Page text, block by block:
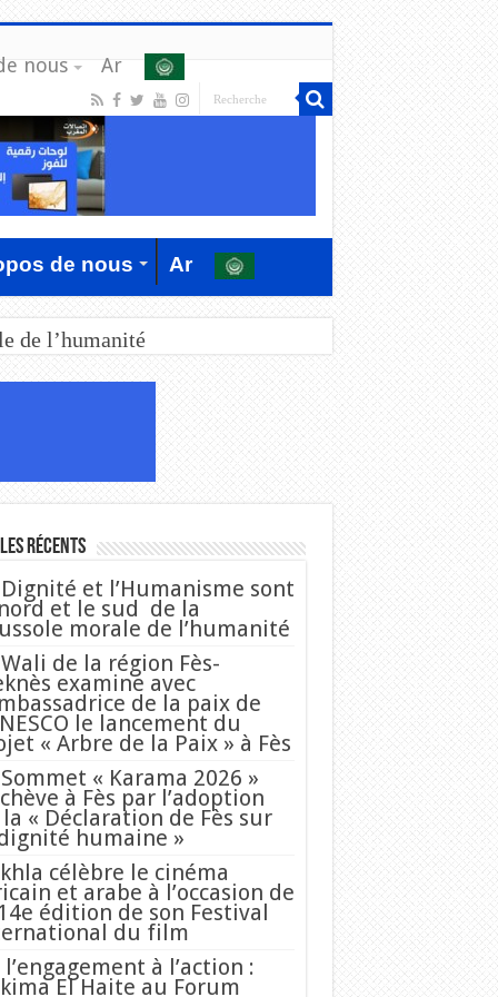
nous Ar
de nous Ar
de l’humanité
Récents
Dignité et l’Humanisme sont
et le sud de la
morale de l’humanité
Wali de la région Fès-
examine avec
de la paix de
le lancement du
« Arbre de la Paix » à Fès
« Karama 2026 »
à Fès par l’adoption
« Déclaration de Fès sur
humaine »
célèbre le cinéma
et arabe à l’occasion de
édition de son Festival
du film
l’engagement à l’action :
El Haite au Forum